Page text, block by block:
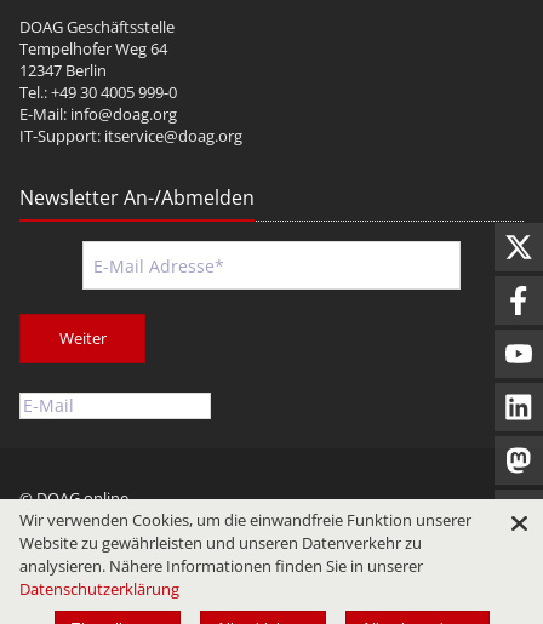
DOAG Geschäftsstelle
Tempelhofer Weg 64
12347 Berlin
Tel.: +49 30 4005 999-0
E-Mail: info@doag.org
IT-Support: itservice@doag.org
Newsletter An-/Abmelden
Weiter
© DOAG online
Impressum
Datenschutz Nutzungsbedingungen
Wir verwenden Cookies, um die einwandfreie Funktion unserer
Website zu gewährleisten und unseren Datenverkehr zu
analysieren. Nähere Informationen finden Sie in unserer
Datenschutzerklärung